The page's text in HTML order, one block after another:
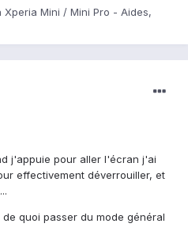
Xperia Mini / Mini Pro - Aides,
j'appuie pour aller l'écran j'ai
effectivement déverrouiller, et
quoi passer du mode général